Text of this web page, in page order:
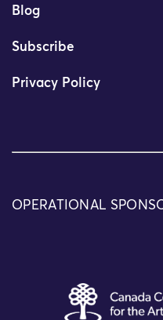
Blog
Subscribe
Privacy Policy
OPERATIONAL